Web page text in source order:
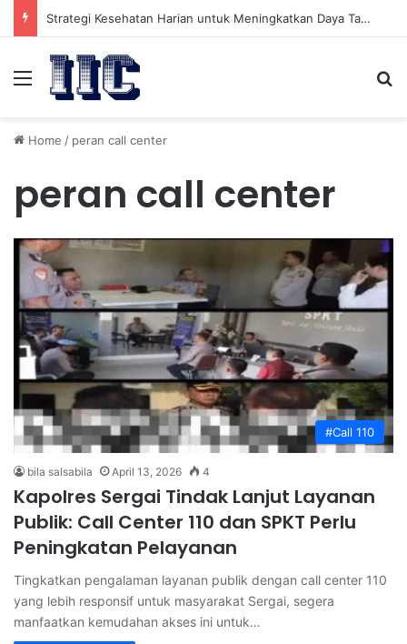
Strategi Kesehatan Harian untuk Meningkatkan Daya Tahan Tubuh dalam Beraktivitas
Menu
Home / peran call center
peran call center
#Call 110
bila salsabila April 13, 2026 4
Kapolres Sergai Tindak Lanjut Layanan
Publik: Call Center 110 dan SPKT Perlu
Peningkatan Pelayanan
Tingkatkan pengalaman layanan publik dengan call center 110
yang lebih responsif untuk masyarakat Sergai, segera
manfaatkan kemudahan akses ini untuk…